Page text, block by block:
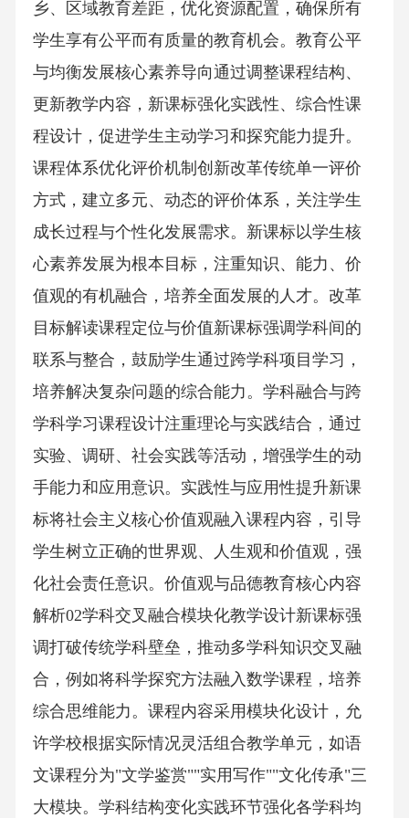
乡、区域教育差距，优化资源配置，确保所有
学生享有公平而有质量的教育机会。教育公平
与均衡发展核心素养导向通过调整课程结构、
更新教学内容，新课标强化实践性、综合性课
程设计，促进学生主动学习和探究能力提升。
课程体系优化评价机制创新改革传统单一评价
方式，建立多元、动态的评价体系，关注学生
成长过程与个性化发展需求。新课标以学生核
心素养发展为根本目标，注重知识、能力、价
值观的有机融合，培养全面发展的人才。改革
目标解读课程定位与价值新课标强调学科间的
联系与整合，鼓励学生通过跨学科项目学习，
培养解决复杂问题的综合能力。学科融合与跨
学科学习课程设计注重理论与实践结合，通过
实验、调研、社会实践等活动，增强学生的动
手能力和应用意识。实践性与应用性提升新课
标将社会主义核心价值观融入课程内容，引导
学生树立正确的世界观、人生观和价值观，强
化社会责任意识。价值观与品德教育核心内容
解析02学科交叉融合模块化教学设计新课标强
调打破传统学科壁垒，推动多学科知识交叉融
合，例如将科学探究方法融入数学课程，培养
综合思维能力。课程内容采用模块化设计，允
许学校根据实际情况灵活组合教学单元，如语
文课程分为"文学鉴赏""实用写作""文化传承"三
大模块。学科结构变化实践环节强化各学科均